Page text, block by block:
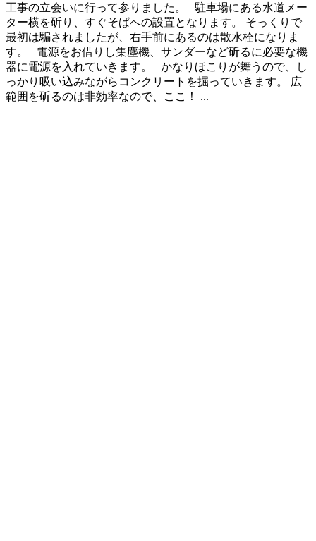
工事の立会いに行って参りました。 駐車場にある水道メー
ター横を斫り、すぐそばへの設置となります。 そっくりで
最初は騙されましたが、右手前にあるのは散水栓になりま
す。 電源をお借りし集塵機、サンダーなど斫るに必要な機
器に電源を入れていきます。 かなりほこりが舞うので、し
っかり吸い込みながらコンクリートを掘っていきます。 広
範囲を斫るのは非効率なので、ここ！ ...